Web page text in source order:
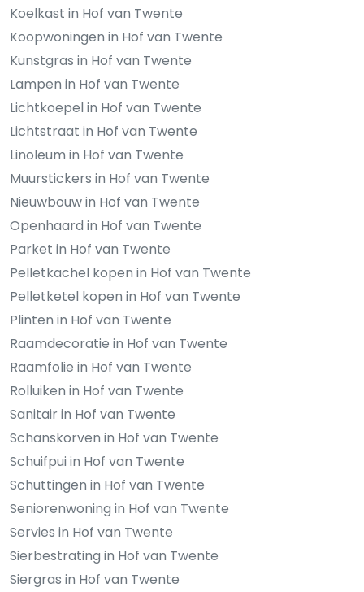
Koelkast in Hof van Twente
Koopwoningen in Hof van Twente
Kunstgras in Hof van Twente
Lampen in Hof van Twente
Lichtkoepel in Hof van Twente
Lichtstraat in Hof van Twente
Linoleum in Hof van Twente
Muurstickers in Hof van Twente
Nieuwbouw in Hof van Twente
Openhaard in Hof van Twente
Parket in Hof van Twente
Pelletkachel kopen in Hof van Twente
Pelletketel kopen in Hof van Twente
Plinten in Hof van Twente
Raamdecoratie in Hof van Twente
Raamfolie in Hof van Twente
Rolluiken in Hof van Twente
Sanitair in Hof van Twente
Schanskorven in Hof van Twente
Schuifpui in Hof van Twente
Schuttingen in Hof van Twente
Seniorenwoning in Hof van Twente
Servies in Hof van Twente
Sierbestrating in Hof van Twente
Siergras in Hof van Twente